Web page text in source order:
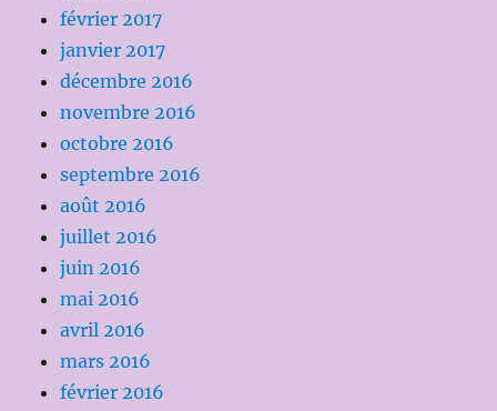
février 2017
janvier 2017
décembre 2016
novembre 2016
octobre 2016
septembre 2016
août 2016
juillet 2016
juin 2016
mai 2016
avril 2016
mars 2016
février 2016